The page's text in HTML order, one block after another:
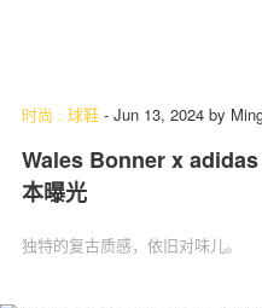
时尚 . 球鞋 - Jun 13, 2024 by
Wales Bonner x
本曝光
独特的复古质感，依旧对味儿。